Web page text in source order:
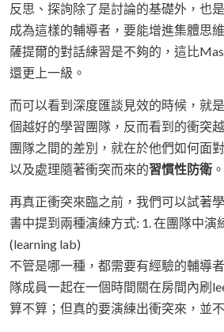
反思、探詢除了是討論的基礎外，也
成為這樣的輔導者，要能增進集體思
薩提爾的對話練習是不夠的，這比
還更上一級。
而可以看到深度匯談見效的時候，就
個越好的學習團隊，反而看到的衝突
團隊之間的差別，就在於他們如何面
以及處理隨著衝突而來的習慣性防衛 。
再真正衝突來臨之前，我們可以試著
書中提到兩種演練方式: 1. 在團隊中演
(learning lab)
不管是哪一種，都需要有經驗的輔導
隊成員一起在一個時間關在房間內刷
算不算；但真的要演練出衝突來，並